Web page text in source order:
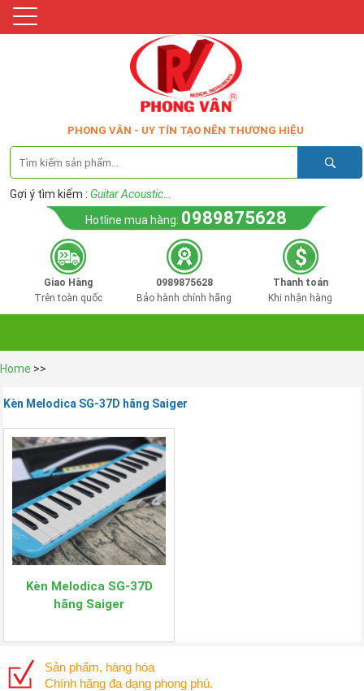
PHONG VÂN - UY TÍN TẠO NÊN THƯƠNG HIỆU
Gợi ý tìm kiếm : Guitar Acoustic
Hotline mua hàng: 0989875628
Giao Hàng
Trên toàn quốc
0989875628
Bảo hành chính hãng
Thanh toán
Khi nhận hàng
Home >>
Kèn Melodica SG-37D hãng Saiger
Kèn Melodica SG-37D
hãng Saiger
Sản phẩm, hàng hóa
Chính hãng đa dạng phong phú.